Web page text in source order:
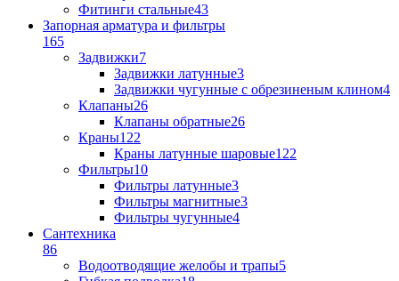
Фитинги стальные43
Запорная арматура и фильтры
165
Задвижки7
Задвижки латунные3
Задвижки чугунные с обрезиненым клином4
Клапаны26
Клапаны обратные26
Краны122
Краны латунные шаровые122
Фильтры10
Фильтры латунные3
Фильтры магнитные3
Фильтры чугунные4
Сантехника
86
Водоотводящие желобы и трапы5